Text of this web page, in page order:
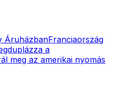
ÁruházbanFranciaország
a
meg az amerikai nyomás